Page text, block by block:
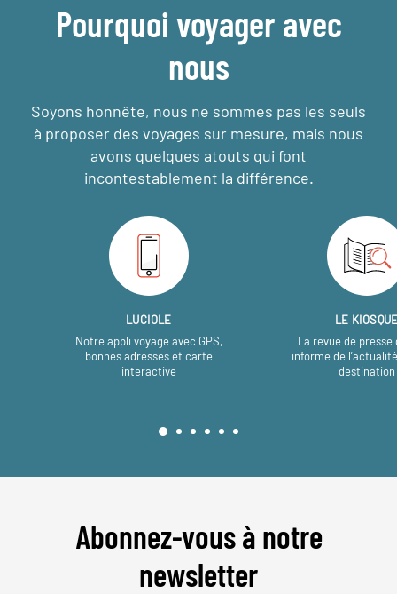
Pourquoi voyager avec
nous
Soyons honnête, nous ne sommes pas les seuls
à proposer des voyages sur mesure, mais nous
avons quelques atouts qui font
incontestablement la différence.
LUCIOLE
Notre appli voyage avec GPS,
bonnes adresses et carte
interactive
LE
La revue de presse
informe de
destination
Abonnez-vous à notre
newsletter